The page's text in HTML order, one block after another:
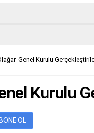
Genel Kurulu
Kurulu
OL